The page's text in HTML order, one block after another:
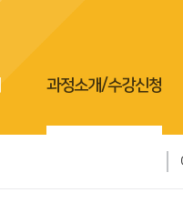
과정소개/수강신청